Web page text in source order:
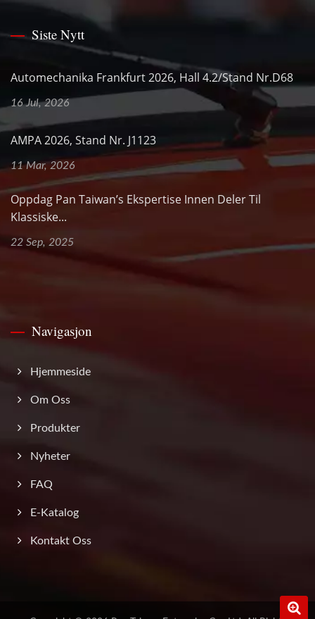
0
Siste Nytt
Automechanika Frankfurt 2026, Hall 4.2/Stand Nr.D68
16 Jul, 2026
AMPA 2026, Stand Nr. J1123
11 Mar, 2026
Oppdag Pan Taiwan’s Ekspertise Innen Deler Til
Klassiske...
22 Sep, 2025
Navigasjon
Hjemmeside
Om Oss
Produkter
Nyheter
FAQ
E-Katalog
Kontakt Oss